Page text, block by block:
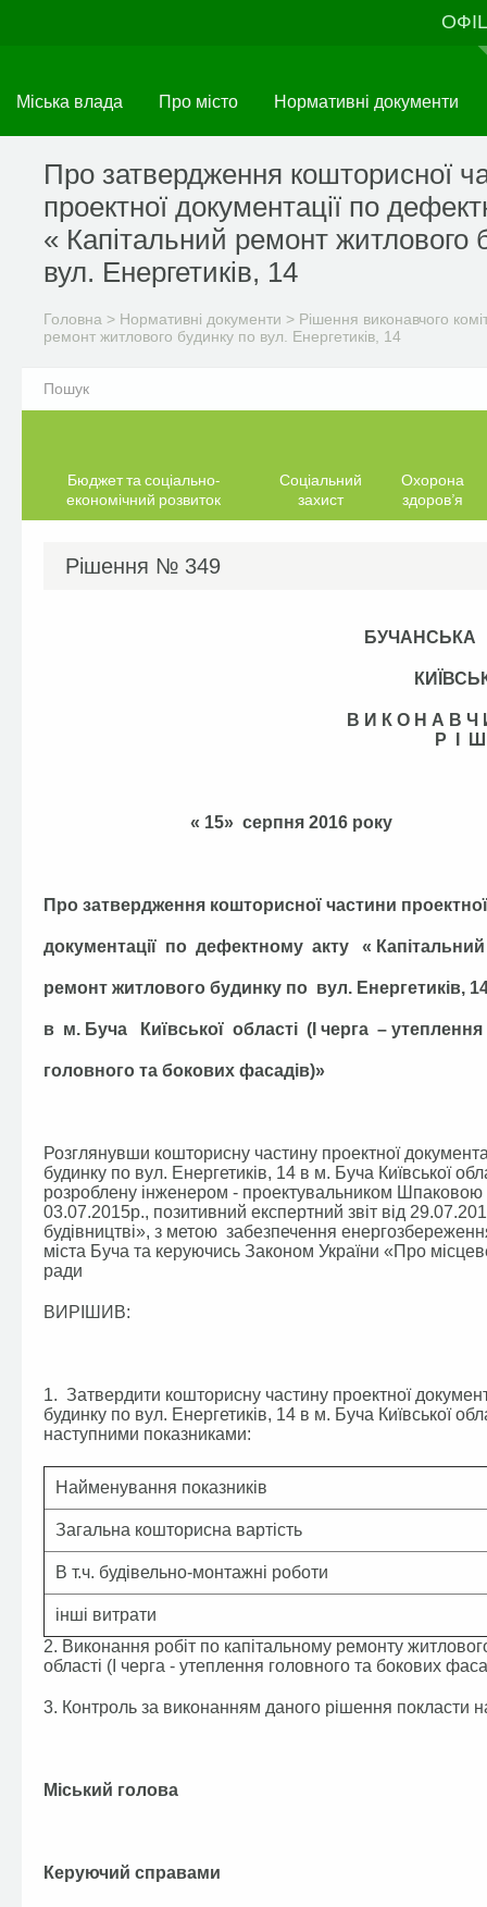
Міська влада Про місто Нормативні документи
Про затвердження кошторисної
проектної документації по
« Капітальний ремонт житлового
вул. Енергетиків, 14
Головна > Нормативні документи > Рішення виконавчого
ремонт житлового будинку по вул. Енергетиків, 14
Бюджет та соціально-
економічний розвиток
Соціальний
захист
Охорона
здоров’я
Рішення № 349
В И К О Н А В
Р І
« 15» серпня
Про затвердження кошторисної частини проектної
документації по дефектному акту « Капітальний
ремонт житлового будинку по вул. Енергетиків,
в м. Буча Київської області (І черга – утеплення
головного та бокових фасадів)»
Розглянувши кошторисну частину проектної
будинку по вул. Енергетиків, 14 в м. Буча Київської
розроблену інженером - проектувальником Шпаковою
03.07.2015р., позитивний експертний звіт від
будівництві», з метою забезпечення
міста Буча та керуючись Законом України «Про
ради
ВИРІШИВ:
1. Затвердити кошторисну частину проектної
будинку по вул. Енергетиків, 14 в м. Буча Київської
наступними показниками:
Найменування показників
Загальна кошторисна вартість
В т.ч. будівельно-монтажні роботи
інші витрати
2. Виконання робіт по капітальному ремонту
області (І черга - утеплення головного та бокових
3. Контроль за виконанням даного рішення покласти
Міський
Керуючий